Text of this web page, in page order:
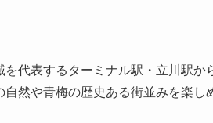
を代表するターミナル駅・立川駅
自然や青梅の歴史ある街並みを楽し